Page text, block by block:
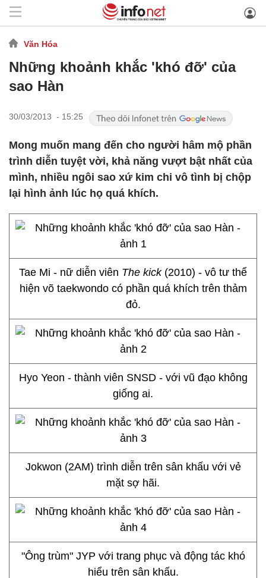
Văn Hóa
Những khoảnh khắc 'khó đỡ' của
sao Hàn
30/03/2013 - 15:25
Mong muốn mang đến cho người hâm mộ phần
trình diễn tuyệt vời, khả năng vượt bật nhất của
mình, nhiều ngôi sao xứ kim chi vô tình bị chộp
lại hình ảnh lúc họ quá khích.
Tae Mi - nữ diễn viên The kick (2010) - vô tư thể
hiện võ taekwondo có phần quá khích trên thảm
đỏ.
Hyo Yeon - thành viên SNSD - với vũ đạo không
giống ai.
Jokwon (2AM) trình diễn trên sân khấu với vẻ
mặt sợ hãi.
"Ông trùm" JYP với trang phục và động tác khó
hiểu trên sân khấu.